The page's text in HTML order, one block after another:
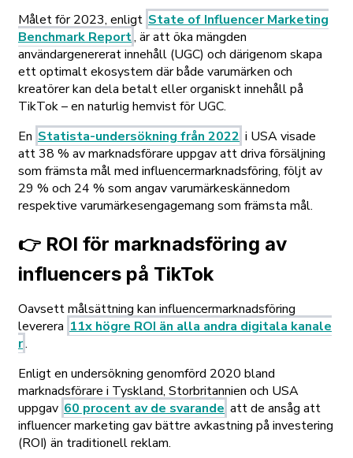
Målet för 2023, enligt State of Influencer Marketing
Benchmark Report, är att öka mängden
användargenererat innehåll (UGC) och därigenom skapa
ett optimalt ekosystem där både varumärken och
kreatörer kan dela betalt eller organiskt innehåll på
TikTok – en naturlig hemvist för UGC.
En Statista-undersökning från 2022 i USA visade
att 38 % av marknadsförare uppgav att driva försäljning
som främsta mål med influencermarknadsföring, följt av
29 % och 24 % som angav varumärkeskännedom
respektive varumärkesengagemang som främsta mål.
👉 ROI för marknadsföring av
influencers på TikTok
Oavsett målsättning kan influencermarknadsföring
leverera 11x högre ROI än alla andra digitala kanale
r.
Enligt en undersökning genomförd 2020 bland
marknadsförare i Tyskland, Storbritannien och USA
uppgav 60 procent av de svarande att de ansåg att
influencer marketing gav bättre avkastning på investering
(ROI) än traditionell reklam.